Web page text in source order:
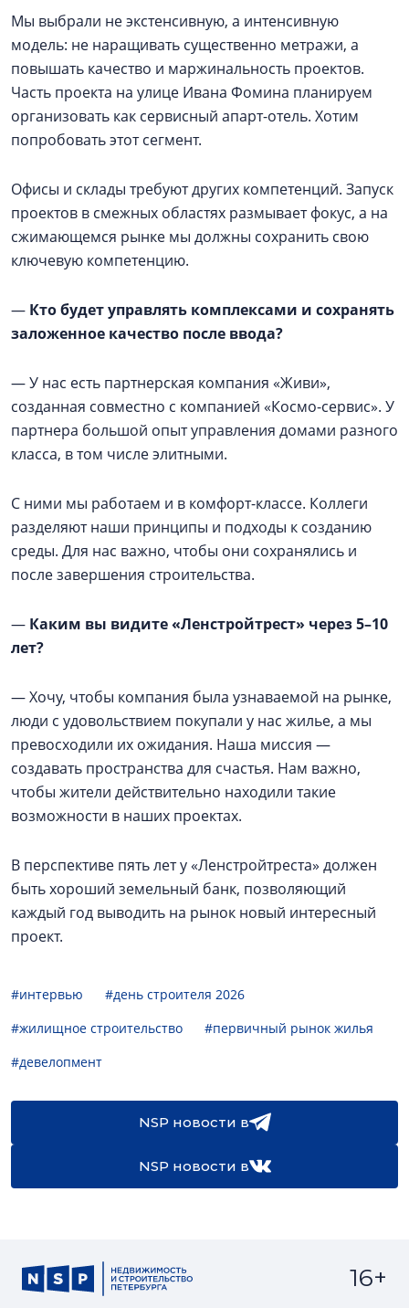
Мы выбрали не экстенсивную, а интенсивную
модель: не наращивать существенно метражи, а
повышать качество и маржинальность проектов.
Часть проекта на улице Ивана Фомина планируем
организовать как сервисный апарт-отель. Хотим
попробовать этот сегмент.
Офисы и склады требуют других компетенций. Запуск
проектов в смежных областях размывает фокус, а на
сжимающемся рынке мы должны сохранить свою
ключевую компетенцию.
— Кто будет управлять комплексами и сохранять
заложенное качество после ввода?
— У нас есть партнерская компания «Живи»,
созданная совместно с компанией «Космо-сервис». У
партнера большой опыт управления домами разного
класса, в том числе элитными.
С ними мы работаем и в комфорт-классе. Коллеги
разделяют наши принципы и подходы к созданию
среды. Для нас важно, чтобы они сохранялись и
после завершения строительства.
— Каким вы видите «Ленстройтрест» через 5–10
лет?
— Хочу, чтобы компания была узнаваемой на рынке,
люди с удовольствием покупали у нас жилье, а мы
превосходили их ожидания. Наша миссия —
создавать пространства для счастья. Нам важно,
чтобы жители действительно находили такие
возможности в наших проектах.
В перспективе пять лет у «Ленстройтреста» должен
быть хороший земельный банк, позволяющий
каждый год выводить на рынок новый интересный
проект.
#интервью
#день строителя 2026
#жилищное строительство
#первичный рынок жилья
#девелопмент
NSP новости в
NSP новости в
16+